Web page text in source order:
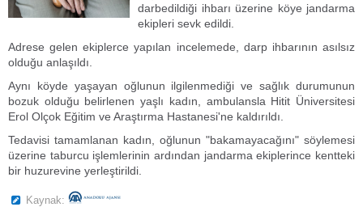
darbedildiği ihbarı üzerine köye jandarma
ekipleri sevk edildi.
Adrese gelen ekiplerce yapılan incelemede, darp ihbarının asılsız
olduğu anlaşıldı.
Aynı köyde yaşayan oğlunun ilgilenmediği ve sağlık durumunun
bozuk olduğu belirlenen yaşlı kadın, ambulansla Hitit Üniversitesi
Erol Olçok Eğitim ve Araştırma Hastanesi'ne kaldırıldı.
Tedavisi tamamlanan kadın, oğlunun "bakamayacağını" söylemesi
üzerine taburcu işlemlerinin ardından jandarma ekiplerince kentteki
bir huzurevine yerleştirildi.
Kaynak: